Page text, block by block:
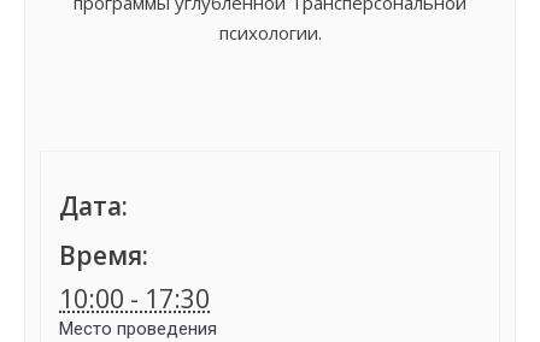
психологии.
Дата:
Время:
10:00 - 17:30
Место проведения